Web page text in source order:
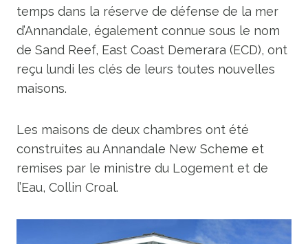
temps dans la réserve de défense de la mer
d’Annandale, également connue sous le nom
de Sand Reef, East Coast Demerara (ECD), ont
reçu lundi les clés de leurs toutes nouvelles
maisons.
Les maisons de deux chambres ont été
construites au Annandale New Scheme et
remises par le ministre du Logement et de
l’Eau, Collin Croal.